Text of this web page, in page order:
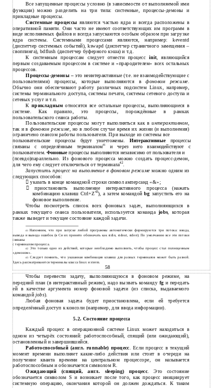
Все запущенные процессы условно (в зависимости от выполняемой ими
функции) можно разделить на три типа: системные, процессы-демоны и
прикладные процессы.
Системные процессыявляются частью ядра и всегда расположены в
оперативной памяти. Они часто не имеют соответствующих им программ в
виде исполняемых файлов и всегда запускаются особым образом при загрузке
ядра системы. Системными процессами являются, например: keventd
(диспетчер системных событий), kswapd (диспетчер страничного замещения –
своппинга), bdflush (диспетчер буферного кэша) и т.д.
К системным процессам следует отнести процесс init, являющийся
первым создаваемым процессом в системе и «прародителем» всех остальных
процессов.
Процессы-демоны–это неинтерактивные (т.е. не взаимодействующие с
пользователями) процессы, которые выполняются вфоновом режиме.
Обычно они обеспечивают работу различных подсистем Linux, например,
системы терминального доступа, системы печати, системы сетевого доступа и
сетевых услуг и т.п.
К прикладнымотносятся все остальные процессы, выполняющиеся в
системе. Как правило, это процессы, порождённые в рамках
пользовательского сеанса работы.
Пользовательские процессы могут выполняться как винтерактивном,
так и в фоновом режиме, но в любом случае время их жизни (и выполнения)
ограничено сеансом работы пользователя. При выходе из системы все
пользовательские процессы будут уничтожены. Интерактивные процессы
связаны с определённым терминалом41 и через него взаимодействуют с
пользователем.Фоновыепроцессы выполняются независимо от пользователя и
(псевдо)параллельно. Из фонового процесса можно создать процесс-демон,
для чего ему следует отключиться от терминала42.
Запустить процесс на выполнение в фоновом режимеможно одним из
следующих способов:
указать в конце командной строки символ амперсанд «&»;
приостановить выполнение интерактивного процесса (нажать
комбинацию клавиш Ctrl+Z43), а затем командойbg запустить его на
фоновое выполнение.
Чтобы посмотреть список всех фоновых задач, выполняющихся в
рамках текущего сеанса пользователя, используется команда jobs, которая
также выведет и текущее состояние каждой задачи.
41 Напомним, что при запуске любой программы автоматически формируются три потока: ввода,
вывода и вывода ошибок (в Cи их принято обозначать как stdin, stdout, stderr). По умолчанию все эти потоки
связаны
с терминалом процесса.
42 Это только одно из действий, которые необходимо выполнить, чтобы процесс стал полноценным
«демоном».
43
Следует помнить, что указанная комбинация клавиш для разных терминалов может быть разной.
Здесь рассматриваются терминалы класса linux и xterm.
58
Чтобы перевести задачу, выполняющуюся в фоновом режиме, на
передний план (в интерактивный режим), надо вызвать команду fg и передать
ей в качестве аргумента номер фоновой задачи (из списка, выдаваемого
командойjobs).
Любая фоновая задача будет приостановлена, если ей требуется
определённый доступ к консоли (например, для ввода информации).
5.2. Состояние процесса
Каждый процесс в операционной системе Linux может находиться в
одном из четырёх состояний: работоспособный, спящий (или ожидающий),
остановленный и завершившийся.
Работоспособный (англ. runnable) процесс. Если процесс в текущий
момент времени выполняеткакие-либо действия или стоит в очереди на
получение кванта времени на центральном процессоре, он называется
работоспособным и обозначается символом R.
Ожидающий (спящий, англ. sleeping) процесс . Это состояние
обозначается символом S и возникает после того, как процесс инициирует
системную операцию, окончания которой он должен дождаться. К таким